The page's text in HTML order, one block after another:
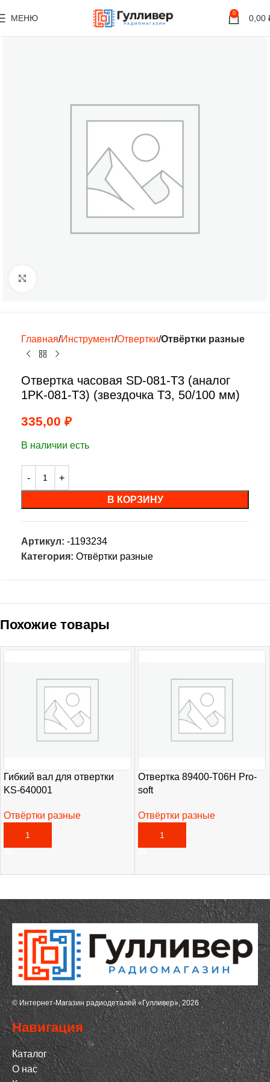
МЕНЮ 0 0,00
Главная Инструмент Отвертки Отвёртки разные
Отвертка часовая SD-081-T3 (аналог
1PK-081-T3) (звездочка Т3, 50/100 мм)
335,00 ₽
В наличии есть
В КОРЗИНУ
Артикул: -1193234
Категория: Отвёртки разные
Похожие товары
Гибкий вал для отвертки
KS-640001
Отвёртки разные
В КОРЗИНУ
Отвертка 89400-T06H Pro-
soft
Отвёртки разные
В КОРЗИНУ
© Интернет-Магазин радиодеталей «Гулливер», 2026
Навигация
Каталог
О нас